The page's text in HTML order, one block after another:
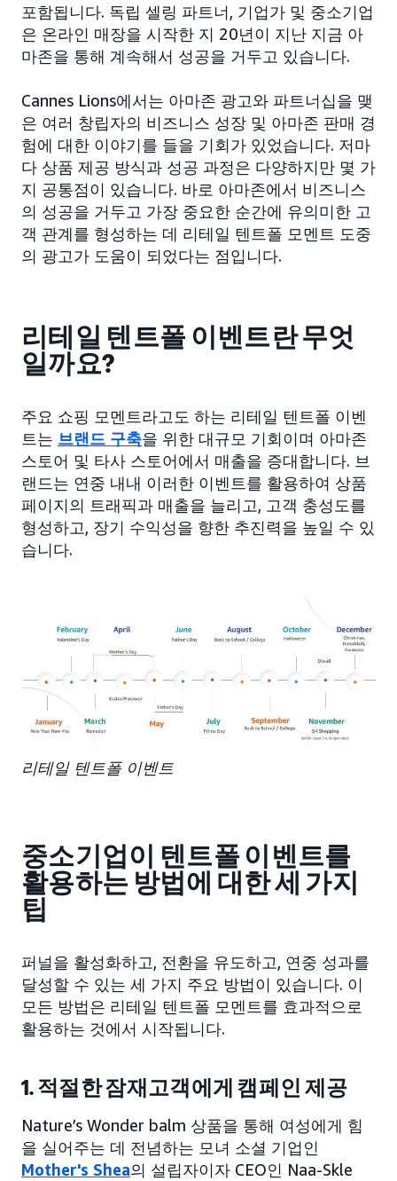
포함됩니다. 독립 셀링 파트너, 기업가 및 중소기업
은 온라인 매장을 시작한 지 20년이 지난 지금 아
마존을 통해 계속해서 성공을 거두고 있습니다.
Cannes Lions에서는 아마존 광고와 파트너십을 맺
은 여러 창립자의 비즈니스 성장 및 아마존 판매 경
험에 대한 이야기를 들을 기회가 있었습니다. 저마
다 상품 제공 방식과 성공 과정은 다양하지만 몇 가
지 공통점이 있습니다. 바로 아마존에서 비즈니스
의 성공을 거두고 가장 중요한 순간에 유의미한 고
객 관계를 형성하는 데 리테일 텐트폴 모멘트 도중
의 광고가 도움이 되었다는 점입니다.
리테일 텐트폴 이벤트란 무엇
일까요?
주요 쇼핑 모멘트라고도 하는 리테일 텐트폴 이벤
트는 브랜드 구축을 위한 대규모 기회이며 아마존
스토어 및 타사 스토어에서 매출을 증대합니다. 브
랜드는 연중 내내 이러한 이벤트를 활용하여 상품
페이지의 트래픽과 매출을 늘리고, 고객 충성도를
형성하고, 장기 수익성을 향한 추진력을 높일 수 있
습니다.
리테일 텐트폴 이벤트
중소기업이 텐트폴 이벤트를
활용하는 방법에 대한 세 가지
팁
퍼널을 활성화하고, 전환을 유도하고, 연중 성과를
달성할 수 있는 세 가지 주요 방법이 있습니다. 이
모든 방법은 리테일 텐트폴 모멘트를 효과적으로
활용하는 것에서 시작됩니다.
1. 적절한 잠재고객에게 캠페인 제공
Nature’s Wonder balm 상품을 통해 여성에게 힘
을 실어주는 데 전념하는 모녀 소셜 기업인
Mother's Shea의 설립자이자 CEO인 Naa-Skle